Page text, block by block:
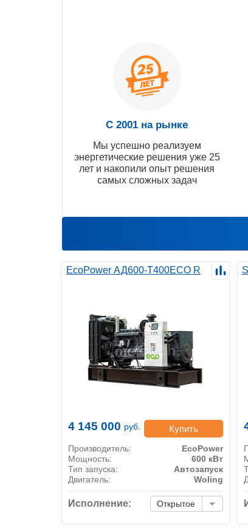
С 2001 на рынке
Мы успешно реализуем
энергетические решения уже 25
лет и накопили опыт решения
самых сложных задач
EcoPower АД600-T400ECO R
4 145 000 руб. Купить
Производитель:
EcoPower
Мощность:
600 кВт
Тип запуска:
Автозапуск
Двигатель:
Woling
Исполнение: Открытое